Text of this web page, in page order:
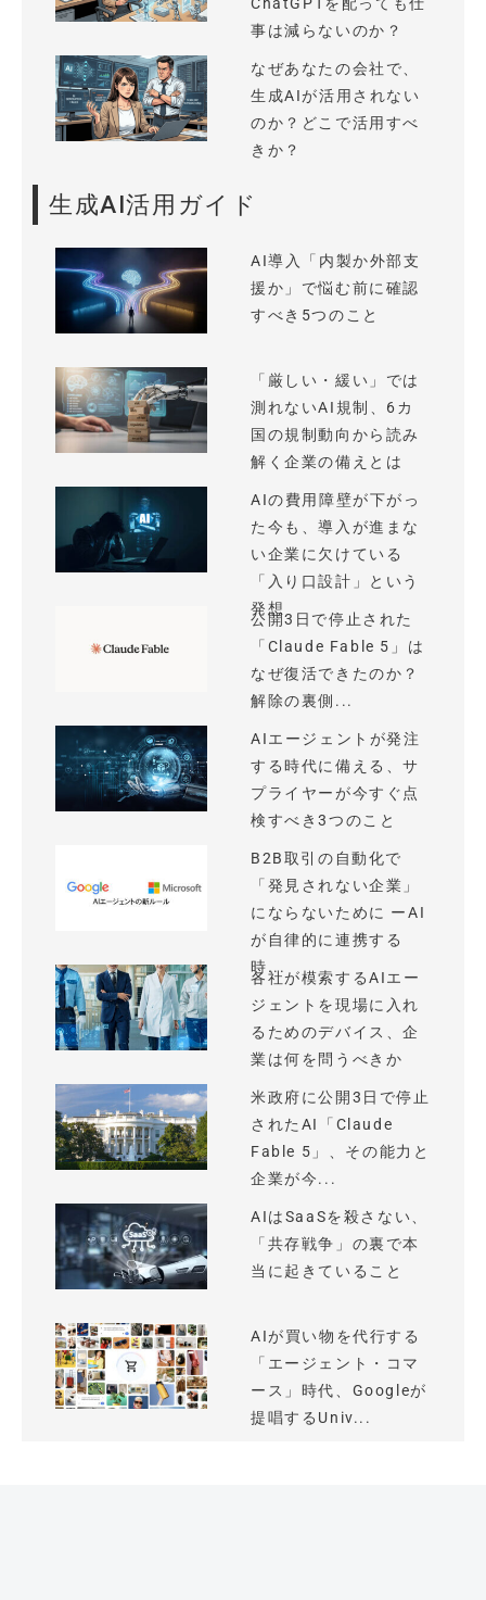
ChatGPTを配っても仕
事は減らないのか？
なぜあなたの会社で、
生成AIが活用されない
のか？どこで活用すべ
きか？
生成AI活用ガイド
AI導入「内製か外部支
援か」で悩む前に確認
すべき5つのこと
「厳しい・緩い」では
測れないAI規制、6カ
国の規制動向から読み
解く企業の備えとは
AIの費用障壁が下がっ
た今も、導入が進まな
い企業に欠けている
「入り口設計」という
発想
公開3日で停止された
「Claude Fable 5」は
なぜ復活できたのか？
解除の裏側...
AIエージェントが発注
する時代に備える、サ
プライヤーが今すぐ点
検すべき3つのこと
B2B取引の自動化で
「発見されない企業」
にならないために ーAI
が自律的に連携する
時...
各社が模索するAIエー
ジェントを現場に入れ
るためのデバイス、企
業は何を問うべきか
米政府に公開3日で停止
されたAI「Claude
Fable 5」、その能力と
企業が今...
AIはSaaSを殺さない、
「共存戦争」の裏で本
当に起きていること
AIが買い物を代行する
「エージェント・コマ
ース」時代、Googleが
提唱するUniv...